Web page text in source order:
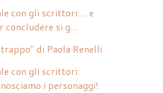
con gli scrittori:... e
concludere si g...
di Paola Renelli
con gli scrittori:
i personaggi!